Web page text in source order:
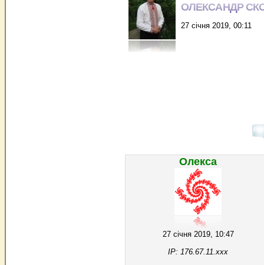
ОЛЕКСАНДР
27 січня 2019, 00:11
Олекса
27 січня 2019, 10:47
IP: 176.67.11.xxx